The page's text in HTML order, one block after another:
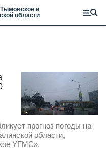
и
области
прогноз погоды на
области,
УГМС».